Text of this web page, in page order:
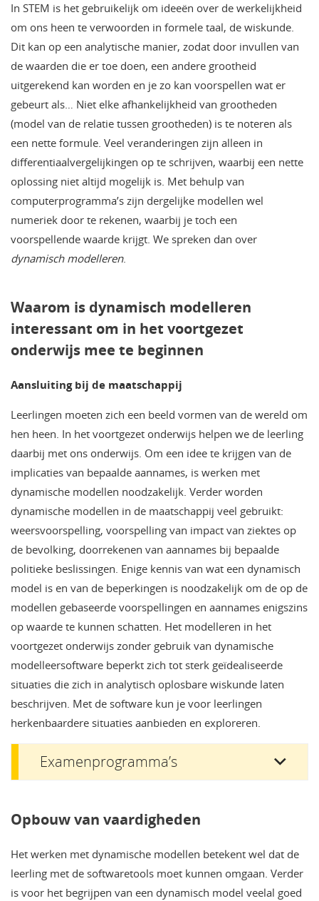
In STEM is het gebruikelijk om ideeën over de werkelijkheid
om ons heen te verwoorden in formele taal, de wiskunde.
Dit kan op een analytische manier, zodat door invullen van
de waarden die er toe doen, een andere grootheid
uitgerekend kan worden en je zo kan voorspellen wat er
gebeurt als… Niet elke afhankelijkheid van grootheden
(model van de relatie tussen grootheden) is te noteren als
een nette formule. Veel veranderingen zijn alleen in
differentiaalvergelijkingen op te schrijven, waarbij een nette
oplossing niet altijd mogelijk is. Met behulp van
computerprogramma’s zijn dergelijke modellen wel
numeriek door te rekenen, waarbij je toch een
voorspellende waarde krijgt. We spreken dan over
dynamisch modelleren.
Waarom is dynamisch modelleren
interessant om in het voortgezet
onderwijs mee te beginnen
Aansluiting bij de maatschappij
Leerlingen moeten zich een beeld vormen van de wereld om
hen heen. In het voortgezet onderwijs helpen we de leerling
daarbij met ons onderwijs. Om een idee te krijgen van de
implicaties van bepaalde aannames, is werken met
dynamische modellen noodzakelijk. Verder worden
dynamische modellen in de maatschappij veel gebruikt:
weersvoorspelling, voorspelling van impact van ziektes op
de bevolking, doorrekenen van aannames bij bepaalde
politieke beslissingen. Enige kennis van wat een dynamisch
model is en van de beperkingen is noodzakelijk om de op de
modellen gebaseerde voorspellingen en aannames enigszins
op waarde te kunnen schatten. Het modelleren in het
voortgezet onderwijs zonder gebruik van dynamische
modelleersoftware beperkt zich tot sterk geïdealiseerde
situaties die zich in analytisch oplosbare wiskunde laten
beschrijven. Met de software kun je voor leerlingen
herkenbaardere situaties aanbieden en exploreren.
Examenprogramma’s
Opbouw van vaardigheden
Het werken met dynamische modellen betekent wel dat de
leerling met de softwaretools moet kunnen omgaan. Verder
is voor het begrijpen van een dynamisch model veelal goed